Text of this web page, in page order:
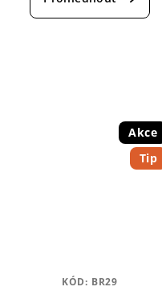
Akce
Tip
KÓD: BR29